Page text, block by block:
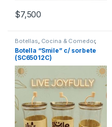
$7,500
Botellas, Cocina & Comedor,
Recipientes para bebidas y
líquidos
Botella “Smile” c/ sorbete
(SC65012C)